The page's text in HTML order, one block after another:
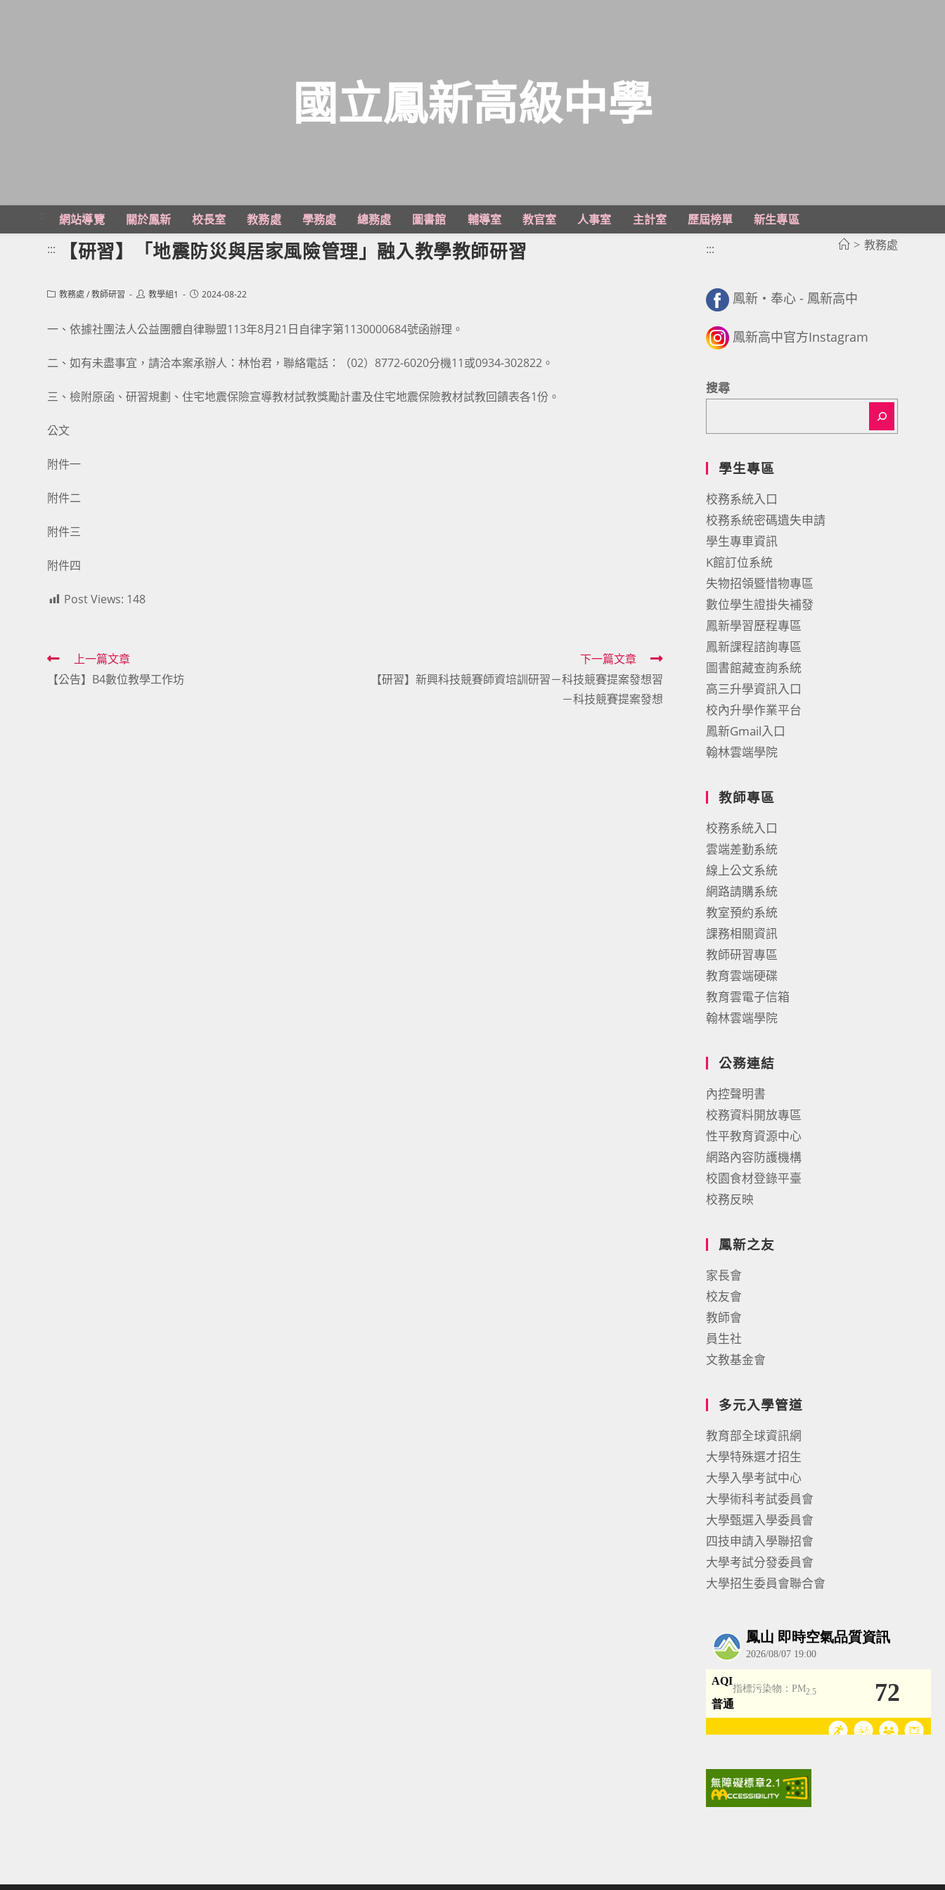
主
國立鳳新高級中學
網站導覽 關於鳳新 校長室 教務處 學務處 總務處 圖書館 輔導室 教官室 人事室 主計室 歷屆榜單
新生專區
> 教務處
::: 【研習】「地震防災與居家風險管理」融入教學教師研習
Post教務處 /教師研習
Post教學組1
Post2024-08-22
一、依據社團法人公益團體自律聯盟113年8月21日自律字第1130000684號函辦理。
二、如有未盡事宜，請洽本案承辦人：林怡君，聯絡電話：（02）8772-6020分機11或0934-302822。
三、檢附原函、研習規劃、住宅地震保險宣導教材試教獎勵計畫及住宅地震保險教材試教回饋表各1份。
公文
附件一
附件二
附件三
附件四
Post Views: 148
Read
more
上一篇文章
【公告】B4數位教學工作坊
下一篇文章
【研習】新興科技競賽師資培訓研習－科技競賽提案發想習
－科技競賽提案發想
:::
鳳新・奉心 - 鳳新高中
鳳新高中官方Instagram
搜尋
學生專區
校務系統入口
校務系統密碼遺失申請
學生專車資訊
K館訂位系統
失物招領暨惜物專區
數位學生證掛失補發
鳳新學習歷程專區
鳳新課程諮詢專區
圖書館藏查詢系統
高三升學資訊入口
校內升學作業平台
鳳新Gmail入口
翰林雲端學院
教師專區
校務系統入口
雲端差勤系統
線上公文系統
網路請購系統
教室預約系統
課務相關資訊
教師研習專區
教育雲端硬碟
教育雲電子信箱
翰林雲端學院
公務連結
內控聲明書
校務資料開放專區
性平教育資源中心
網路內容防護機構
校園食材登錄平臺
校務反映
鳳新之友
家長會
校友會
教師會
員生社
文教基金會
多元入學管道
教育部全球資訊網
大學特殊選才招生
大學入學考試中心
大學術科考試委員會
大學甄選入學委員會
四技申請入學聯招會
大學考試分發委員會
大學招生委員會聯合會